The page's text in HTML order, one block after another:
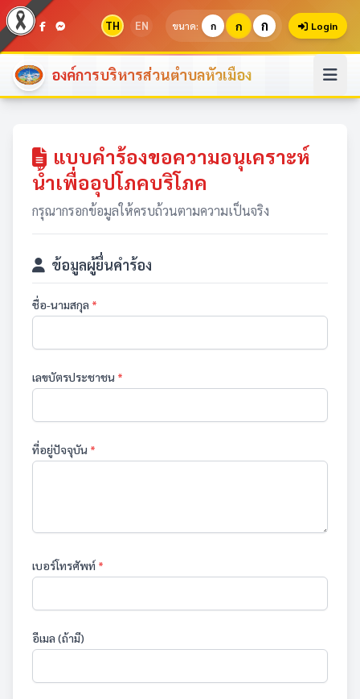
TH EN ขนาด: ก ก ก Login
องค์การบริหารส่วนตำบลหัวเมือง
แบบคำร้องขอความอนุเคราะห์
น้ำเพื่ออุปโภคบริโภค
กรุณากรอกข้อมูลให้ครบถ้วนตามความเป็นจริง
ข้อมูลผู้ยื่นคำร้อง
ชื่อ-นามสกุล *
เลขบัตรประชาชน *
ที่อยู่ปัจจุบัน *
เบอร์โทรศัพท์ *
อีเมล (ถ้ามี)